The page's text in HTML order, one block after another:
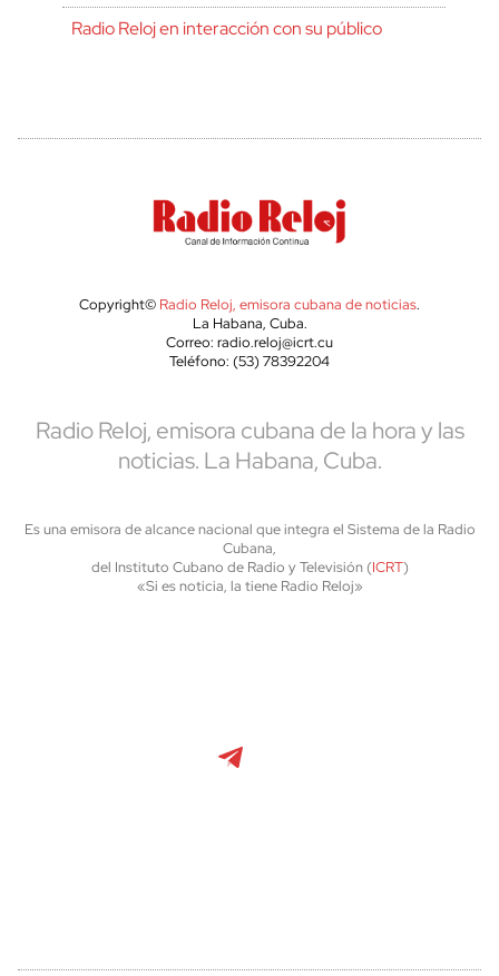
Radio Reloj en interacción con su público
Copyright© Radio Reloj, emisora cubana de noticias.
La Habana, Cuba.
Correo: radio.reloj@icrt.cu
Teléfono: (53) 78392204
Radio Reloj, emisora cubana de la hora y las
noticias. La Habana, Cuba.
Es una emisora de alcance nacional que integra el Sistema de la Radio
Cubana,
del Instituto Cubano de Radio y Televisión (ICRT)
«Si es noticia, la tiene Radio Reloj»